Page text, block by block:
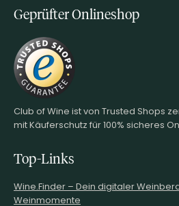
Geprüfter Onlineshop
Club of Wine ist von Trusted Shops
mit Käuferschutz für 100% sicheres
Top-Links
Wine.Finder – Dein digitaler
Weinmomente